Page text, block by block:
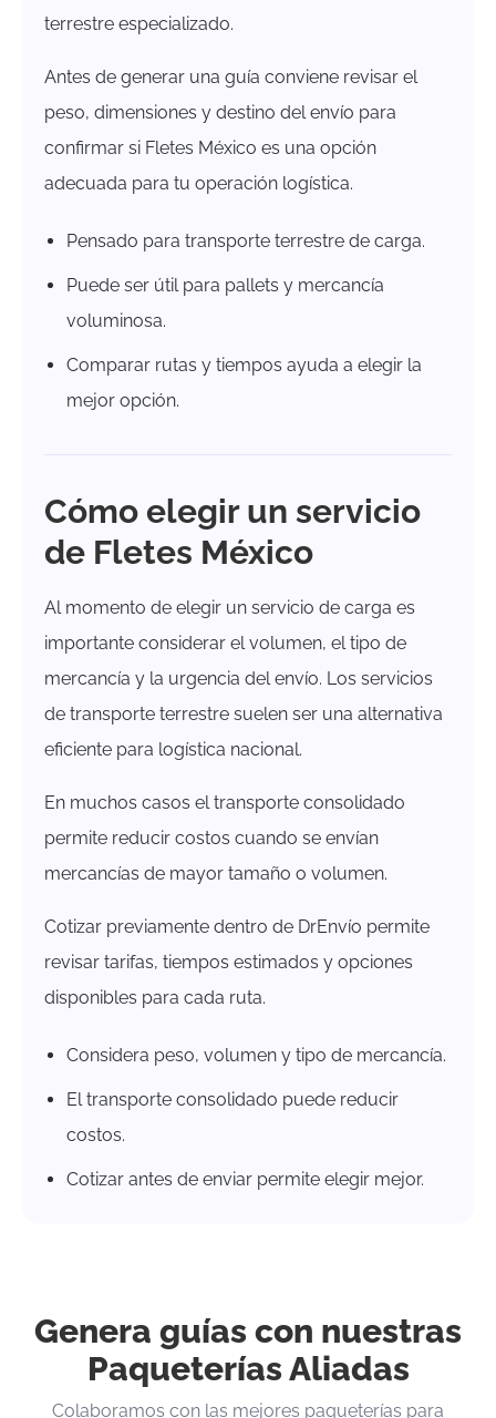
terrestre especializado.
Antes de generar una guía conviene revisar el
peso, dimensiones y destino del envío para
confirmar si Fletes México es una opción
adecuada para tu operación logística.
Pensado para transporte terrestre de carga.
Puede ser útil para pallets y mercancía
voluminosa.
Comparar rutas y tiempos ayuda a elegir la
mejor opción.
Cómo elegir un servicio
de Fletes México
Al momento de elegir un servicio de carga es
importante considerar el volumen, el tipo de
mercancía y la urgencia del envío. Los servicios
de transporte terrestre suelen ser una alternativa
eficiente para logística nacional.
En muchos casos el transporte consolidado
permite reducir costos cuando se envían
mercancías de mayor tamaño o volumen.
Cotizar previamente dentro de DrEnvío permite
revisar tarifas, tiempos estimados y opciones
disponibles para cada ruta.
Considera peso, volumen y tipo de mercancía.
El transporte consolidado puede reducir
costos.
Cotizar antes de enviar permite elegir mejor.
Genera guías con nuestras
Paqueterías Aliadas
Colaboramos con las mejores paqueterías para